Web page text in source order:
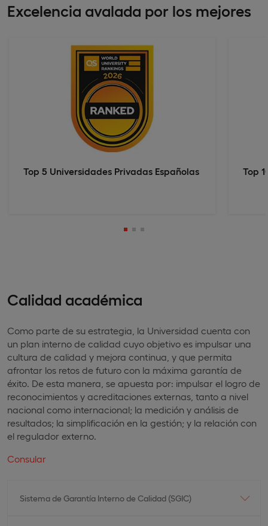
Excelencia avalada por los mejores
Top 5 Universidades Privadas Españolas Top
Calidad académica
Como parte de su estrategia, la Universidad cuenta con
un plan interno de calidad cuyo objetivo es impulsar una
cultura de calidad y mejora continua, y que permita
afrontar los retos de futuro con la máxima garantía de
éxito. De esta manera, se apuesta por: impulsar el logro de
reconocimientos y acreditaciones externas, tanto a nivel
nacional como internacional; la medición y análisis de
resultados; la simplificación en la gestión; y la relación con
el regulador externo.
Consular
Sistema de Garantía Interno de Calidad (SGIC)